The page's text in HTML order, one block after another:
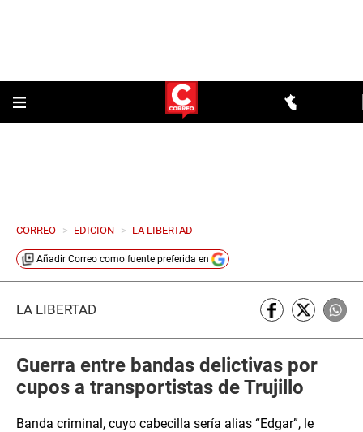
CORREO > EDICION > LA LIBERTAD
Añadir Correo como fuente preferida en
LA LIBERTAD
Guerra entre bandas delictivas por
cupos a transportistas de Trujillo
Banda criminal, cuyo cabecilla sería alias “Edgar”, le